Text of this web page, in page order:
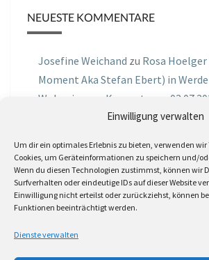
Einwilligung verwalten
Um dir ein optimales Erlebnis zu bieten, verwenden
Cookies, um Geräteinformationen zu speichern und/
Wenn du diesen Technologien zustimmst, können wir
Surfverhalten oder eindeutige IDs auf dieser Website
Einwilligung nicht erteilst oder zurückziehst, können
Funktionen beeinträchtigt werden.
Dienste verwalten
NEUESTE KOMMENTARE
Josefine Weichand zu Rosa Hoelger
Moment Aka Stefan Ebert) in
Wohnzimmer Konzerte am
Podcast Nr.01 vom 08.09.2025 mit
MIRI IN THE GREENzuMiri in the
Hemingway Lounge, am 30.05.2026